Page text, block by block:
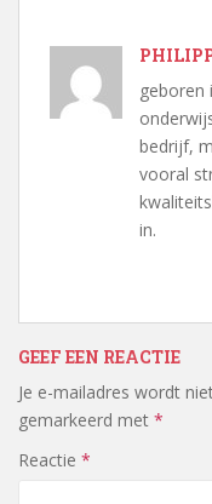
geboren
bedrijf,
vooral
in.
GEEF EEN REACTIE
Je e-mailadres wordt
gemarkeerd met *
Reactie *